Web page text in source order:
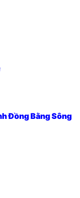
Đồng Bằng Sông